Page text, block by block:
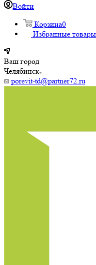
Войти
Корзина0
Избранные товары
Ваш город
Челябинск
porevit-td@partner72.ru